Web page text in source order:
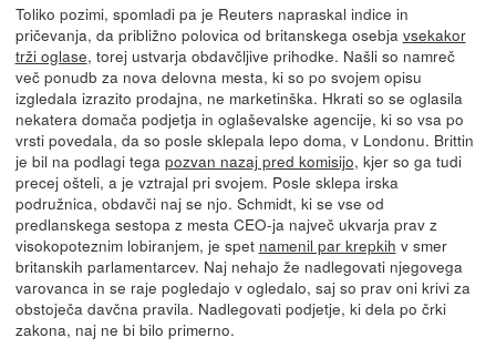
Toliko pozimi, spomladi pa je Reuters napraskal indice in
pričevanja, da približno polovica od britanskega osebja vsekakor
trži oglase, torej ustvarja obdavčljive prihodke. Našli so namreč
več ponudb za nova delovna mesta, ki so po svojem opisu
izgledala izrazito prodajna, ne marketinška. Hkrati so se oglasila
nekatera domača podjetja in oglaševalske agencije, ki so vsa po
vrsti povedala, da so posle sklepala lepo doma, v Londonu. Brittin
je bil na podlagi tega pozvan nazaj pred komisijo, kjer so ga tudi
precej ošteli, a je vztrajal pri svojem. Posle sklepa irska
podružnica, obdavči naj se njo. Schmidt, ki se vse od
predlanskega sestopa z mesta CEO-ja največ ukvarja prav z
visokopoteznim lobiranjem, je spet namenil par krepkih v smer
britanskih parlamentarcev. Naj nehajo že nadlegovati njegovega
varovanca in se raje pogledajo v ogledalo, saj so prav oni krivi za
obstoječa davčna pravila. Nadlegovati podjetje, ki dela po črki
zakona, naj ne bi bilo primerno.